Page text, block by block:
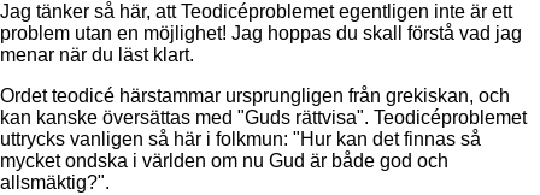
Jag tänker så här, att Teodicéproblemet egentligen inte är ett
problem utan en möjlighet! Jag hoppas du skall förstå vad jag
menar när du läst klart.
Ordet teodicé härstammar ursprungligen från grekiskan, och
kan kanske översättas med "Guds rättvisa". Teodicéproblemet
uttrycks vanligen så här i folkmun: "Hur kan det finnas så
mycket ondska i världen om nu Gud är både god och
allsmäktig?".